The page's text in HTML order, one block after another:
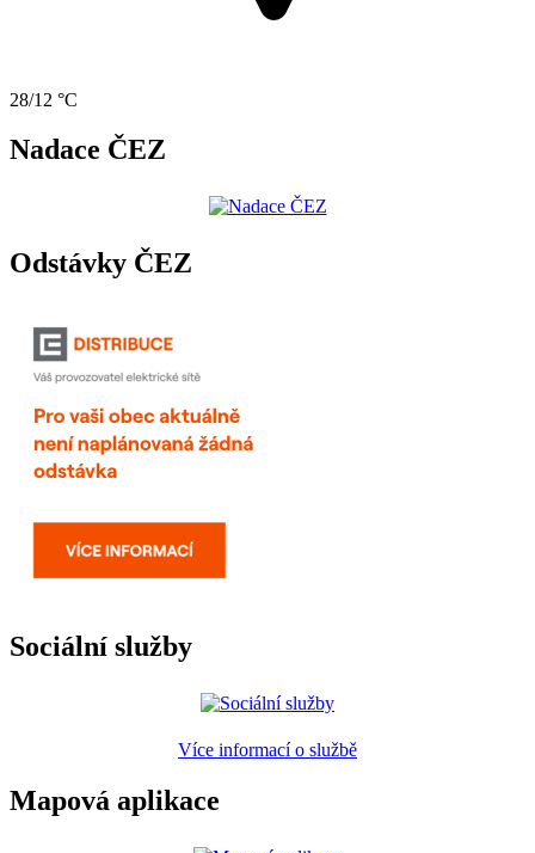
28/12 °C
Nadace ČEZ
Odstávky ČEZ
Sociální služby
Více informací o službě
Mapová aplikace